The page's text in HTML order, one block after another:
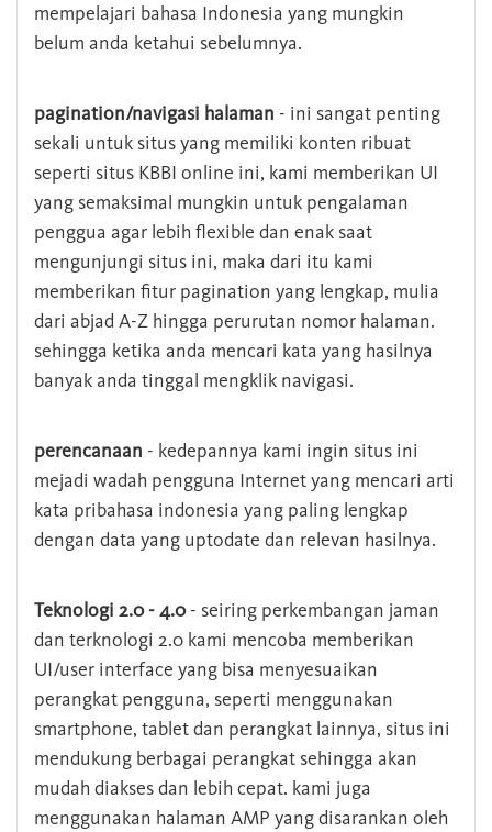
mempelajari bahasa Indonesia yang mungkin
belum anda ketahui sebelumnya.
pagination/navigasi halaman - ini sangat penting
sekali untuk situs yang memiliki konten ribuat
seperti situs KBBI online ini, kami memberikan UI
yang semaksimal mungkin untuk pengalaman
penggua agar lebih flexible dan enak saat
mengunjungi situs ini, maka dari itu kami
memberikan fitur pagination yang lengkap, mulia
dari abjad A-Z hingga perurutan nomor halaman.
sehingga ketika anda mencari kata yang hasilnya
banyak anda tinggal mengklik navigasi.
perencanaan - kedepannya kami ingin situs ini
mejadi wadah pengguna Internet yang mencari arti
kata pribahasa indonesia yang paling lengkap
dengan data yang uptodate dan relevan hasilnya.
Teknologi 2.0 - 4.0- seiring perkembangan jaman
dan terknologi 2.0 kami mencoba memberikan
UI/user interface yang bisa menyesuaikan
perangkat pengguna, seperti menggunakan
smartphone, tablet dan perangkat lainnya, situs ini
mendukung berbagai perangkat sehingga akan
mudah diakses dan lebih cepat. kami juga
menggunakan halaman AMP yang disarankan oleh